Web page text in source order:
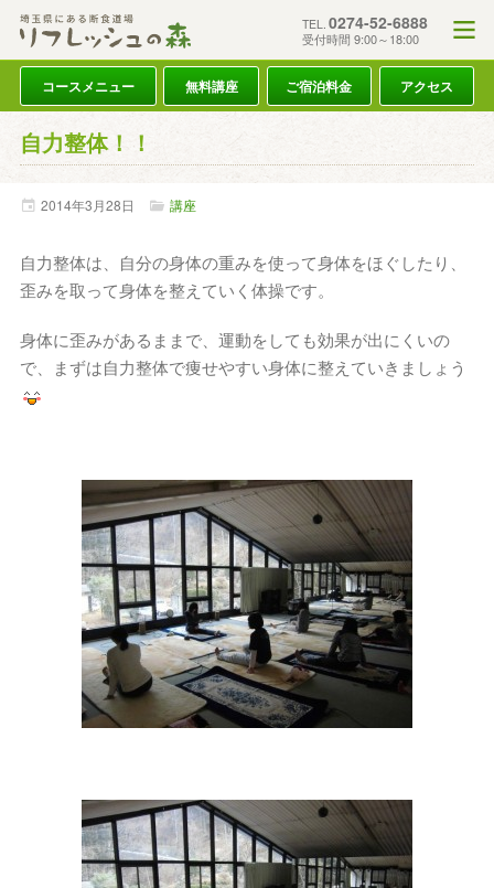
TEL. 0274-52-6888
受付時間 9:00～18:00
コースメニュー 無料講座 ご宿泊料金 アクセス
自力整体！！
2014年3月28日 講座
自力整体は、自分の身体の重みを使って身体をほぐしたり、
歪みを取って身体を整えていく体操です。
身体に歪みがあるままで、運動をしても効果が出にくいの
で、まずは自力整体で痩せやすい身体に整えていきましょう